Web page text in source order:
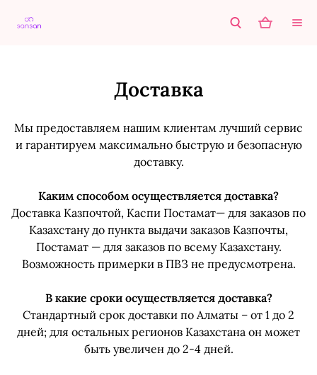
Доставка
Мы предоставляем нашим клиентам лучший сервис
и гарантируем максимально быструю и безопасную
доставку.
Каким способом осуществляется доставка?
Доставка Казпочтой, Каспи Постамат— для заказов по
Казахстану до пункта выдачи заказов Казпочты,
Постамат — для заказов по всему Казахстану.
Возможность примерки в ПВЗ не предусмотрена.
В какие сроки осуществляется доставка?
Стандартный срок доставки по Алматы – от 1 до 2
дней; для остальных регионов Казахстана он может
быть увеличен до 2-4 дней.